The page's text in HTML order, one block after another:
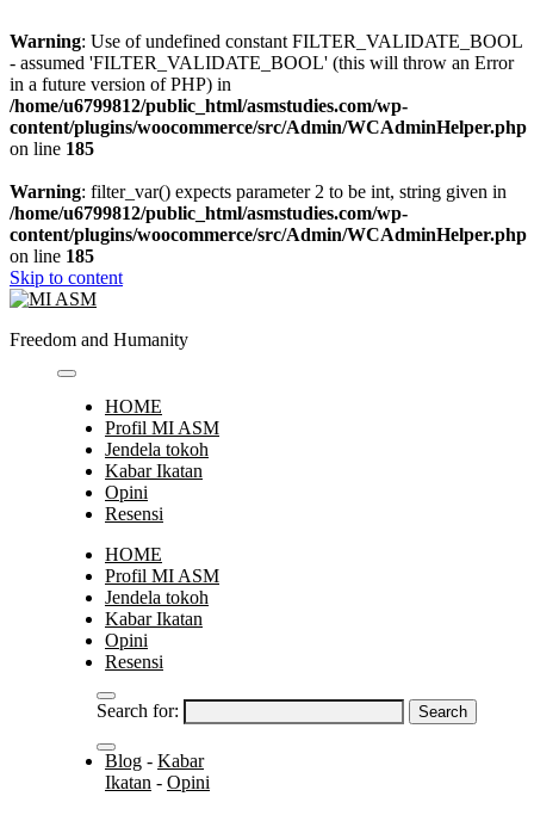
Warning: Use of undefined constant FILTER_VALIDATE_BOOL
- assumed 'FILTER_VALIDATE_BOOL' (this will throw an Error
in a future version of PHP) in
/home/u6799812/public_html/asmstudies.com/wp-
content/plugins/woocommerce/src/Admin/WCAdminHelper.php
on line 185
Warning: filter_var() expects parameter 2 to be int, string given in
/home/u6799812/public_html/asmstudies.com/wp-
content/plugins/woocommerce/src/Admin/WCAdminHelper.php
on line 185
Skip to content
Freedom and Humanity
HOME
Profil MI ASM
Jendela tokoh
Kabar Ikatan
Opini
Resensi
HOME
Profil MI ASM
Jendela tokoh
Kabar Ikatan
Opini
Resensi
Search for:
Blog - Kabar
Ikatan - Opini